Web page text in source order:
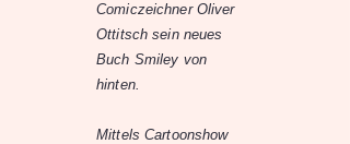
Comiczeichner Oliver
Ottitsch sein neues
Buch Smiley von
hinten.
Mittels Cartoonshow